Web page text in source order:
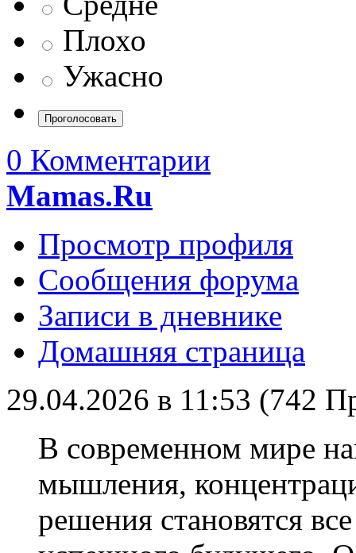
Плохо
Ужасно
0 Комментарии
Mamas.Ru
Просмотр профиля
Сообщения форума
Записи в дневнике
Домашняя страница
29.04.2026 в 11:53 (742
В современном мире
мышления,
решения становятся